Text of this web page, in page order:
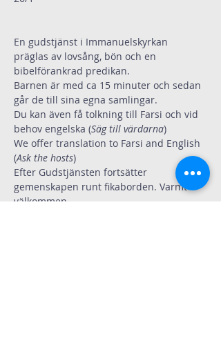
En gudstjänst i Immanuelskyrkan
präglas av lovsång, bön och en
bibelförankrad predikan.
Barnen är med ca 15 minuter och sedan
går de till sina egna samlingar.
Du kan även få tolkning till Farsi och vid
behov engelska (Säg till värdarna)
We offer translation to Farsi and English
(Ask the hosts)
Efter Gudstjänsten fortsätter
gemenskapen runt fikaborden. Varmt
välkommen.